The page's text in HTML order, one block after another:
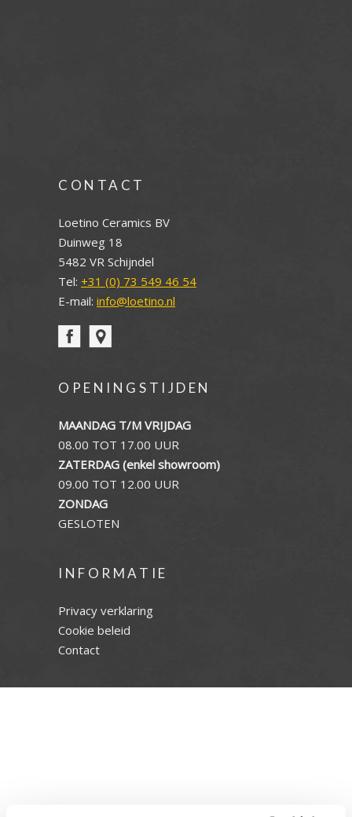
CONTACT
Loetino Ceramics BV
Duinweg 18
5482 VR Schijndel
Tel: +31 (0) 73 549 46 54
E-mail: info@loetino.nl
OPENINGSTIJDEN
MAANDAG T/M VRIJDAG
08.00 TOT 17.00 UUR
ZATERDAG (enkel showroom)
09.00 TOT 12.00 UUR
ZONDAG
GESLOTEN
INFORMATIE
Privacy verklaring
Cookie beleid
Contact